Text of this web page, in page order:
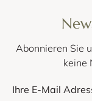
Abonnieren Sie
keine